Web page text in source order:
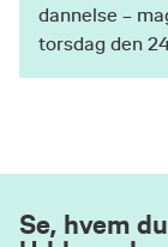
dannelse –
torsdag den
Se, hvem